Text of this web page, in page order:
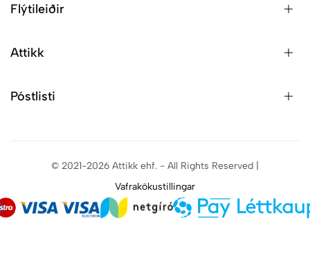
Flýtileiðir
Attikk
Póstlisti
© 2021-2026 Attikk ehf. - All Rights Reserved |
Vafrakökustillingar